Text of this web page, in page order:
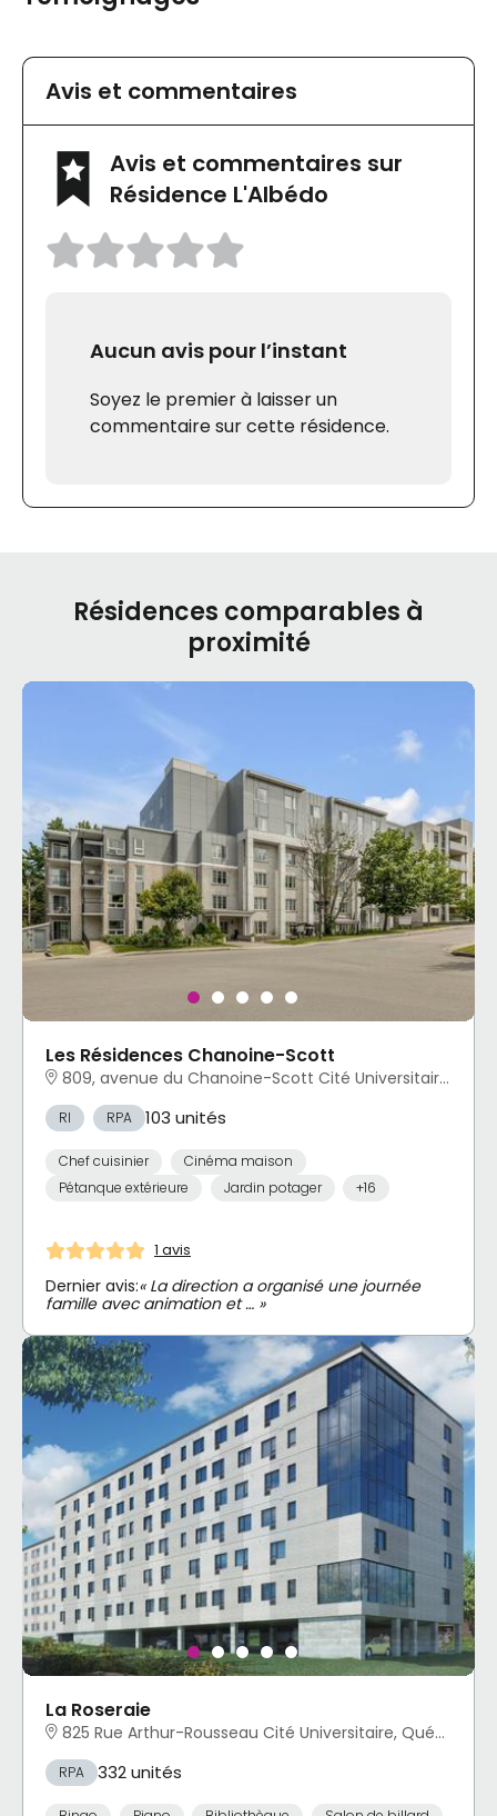
Avis et commentaires
Avis et commentaires sur
Résidence L'Albédo
Aucun avis pour l’instant
Soyez le premier à laisser un
commentaire sur cette résidence.
Résidences comparables à
proximité
Les Résidences Chanoine-Scott
809, avenue du Chanoine-Scott Cité Universitaire, Québec, QC
RI RPA 103 unités
Chef cuisinier
Cinéma maison
Pétanque extérieure
Jardin potager +16
1 avis
Dernier avis:« La direction a organisé une journée
famille avec animation et … »
La Roseraie
825 Rue Arthur-Rousseau Cité Universitaire, Québec, QC
RPA 332 unités